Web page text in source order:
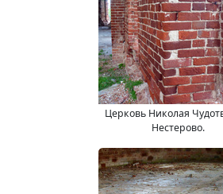
Церковь Николая
Нестерово.